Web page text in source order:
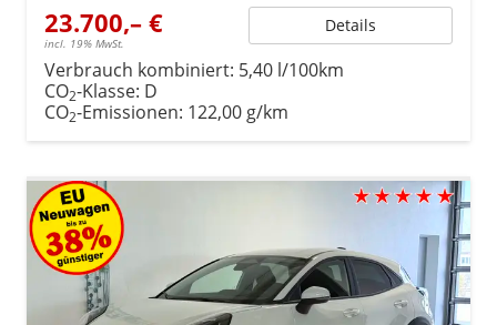
23.700,– €
incl. 19% MwSt.
Details
Verbrauch kombiniert: 5,40 l/100km
CO2-Klasse: D
CO2-Emissionen: 122,00 g/km